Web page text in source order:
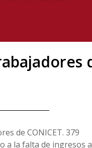
de CONICET. 379
a la falta de ingresos